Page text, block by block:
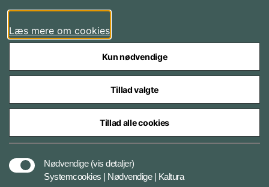
LinkedIn
Styrelser og myndigheder under Forsvarsministeriet
Læs mere om cookies
Kun nødvendige
Tillad valgte
Tillad alle cookies
Nødvendige (vis detaljer)
Systemcookies | Nødvendige | Kaltura